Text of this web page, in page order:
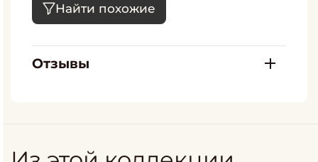
Найти похожие
Отзывы